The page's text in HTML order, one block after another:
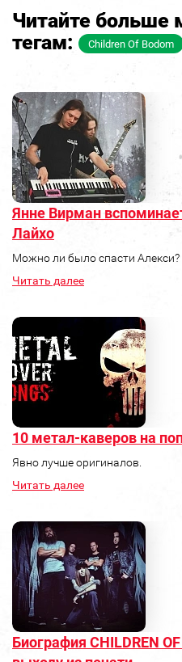
Читайте больше
тегам:
Children Of Bodom
Янне Вирман
Лайхо
Можно ли было спасти Алекси?
Читать далее
10 метал-каверов на
Явно лучше оригиналов.
Читать далее
Биография CHILDREN